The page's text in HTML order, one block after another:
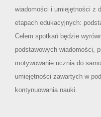
wiadomości i umiejętności z
etapach edukacyjnych:
Celem spotkań będzie
podstawowych wiadomości,
motywowanie ucznia do
umiejętności zawartych w
kontynuowania nauki.